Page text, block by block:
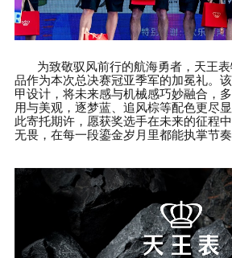
为致敬驭风前行的航海勇者，天王
品作为本次总决赛冠亚季军的加冕礼。
甲设计，将未来感与机械感巧妙融合，
用与美观，逐梦蓝、追风棕等配色更尽
此寄托期许，愿获奖选手在未来的征程
无畏，在每一段鎏金岁月里都能执掌节奏